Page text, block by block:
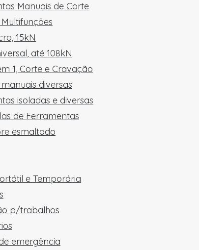
Manuais de Corte
15kN
até 108kN
1, Corte e Cravação
diversas
isoladas e diversas
de Ferramentas
esmaltado
e Temporária
p/trabalhos
emergência